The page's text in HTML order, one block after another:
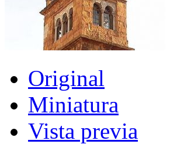
Original
Miniatura
Vista previa